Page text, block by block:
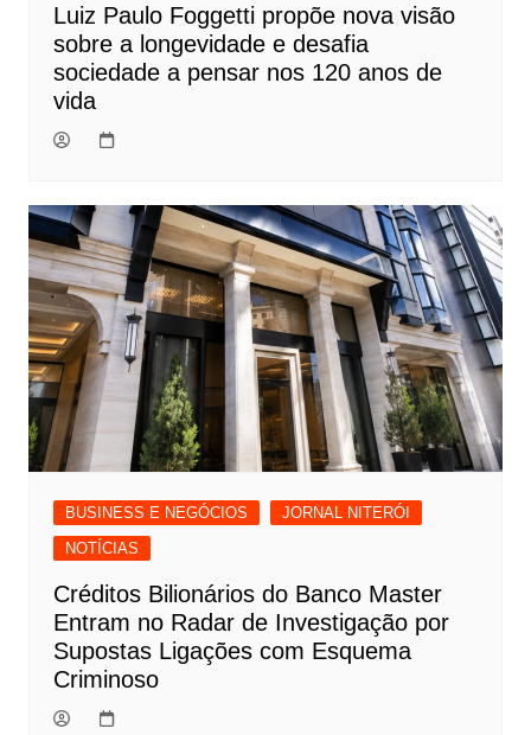
Luiz Paulo Foggetti propõe nova visão
sobre a longevidade e desafia
sociedade a pensar nos 120 anos de
vida
BUSINESS E NEGÓCIOS
JORNAL NITERÓI
NOTÍCIAS
Créditos Bilionários do Banco Master
Entram no Radar de Investigação por
Supostas Ligações com Esquema
Criminoso